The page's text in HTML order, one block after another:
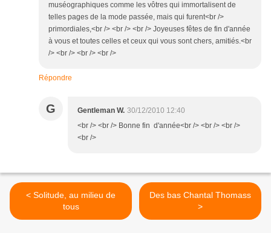
muséographiques comme les vôtres qui immortalisent de
telles pages de la mode passée, mais qui furent<br />
primordiales,<br /> <br /> <br /> Joyeuses fêtes de fin d'année
à vous et toutes celles et ceux qui vous sont chers, amitiés.<br
/> <br /> <br /> <br />
Répondre
G Gentleman W. 30/12/2010 12:40
<br /> <br /> Bonne fin d'année<br /> <br /> <br />
<br />
< Solitude, au milieu de
tous
Des bas Chantal Thomass
>